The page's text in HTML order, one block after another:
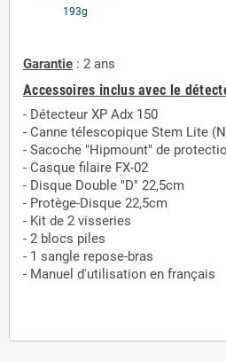
193g
Garantie : 2 ans
Accessoires inclus avec le
- Détecteur XP Adx 150
- Canne télescopique Stem Lite
- Sacoche "Hipmount" de
- Casque filaire FX-02
- Disque Double "D" 22,5cm
- Protège-Disque 22,5cm
- Kit de 2 visseries
- 2 blocs piles
- 1 sangle repose-bras
- Manuel d'utilisation en français